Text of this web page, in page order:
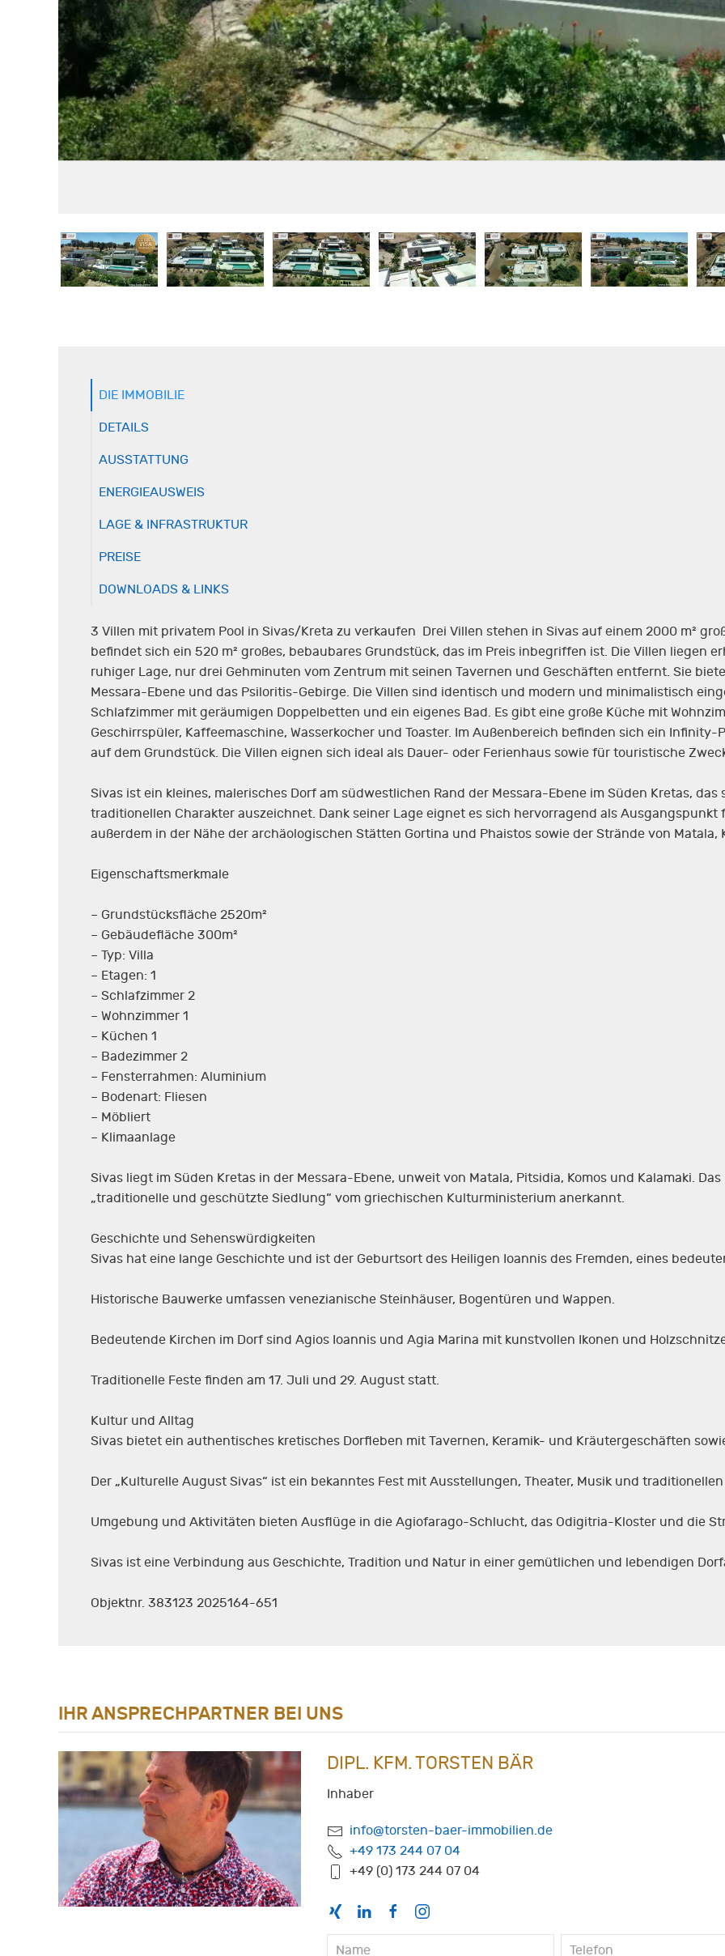
DIE IMMOBILIE
DETAILS
AUSSTATTUNG
ENERGIEAUSWEIS
LAGE & INFRASTRUKTUR
PREISE
DOWNLOADS & LINKS
3 Villen mit privatem Pool in Sivas/Kreta zu verkaufen Drei Villen stehen in Sivas auf einem 2000 m²
befindet sich ein 520 m² großes, bebaubares Grundstück, das im Preis inbegriffen ist. Die Villen liegen
ruhiger Lage, nur drei Gehminuten vom Zentrum mit seinen Tavernen und Geschäften entfernt. Sie
Messara-Ebene und das Psiloritis-Gebirge. Die Villen sind identisch und modern und minimalistisch
Schlafzimmer mit geräumigen Doppelbetten und ein eigenes Bad. Es gibt eine große Küche mit
Geschirrspüler, Kaffeemaschine, Wasserkocher und Toaster. Im Außenbereich befinden sich ein
auf dem Grundstück. Die Villen eignen sich ideal als Dauer- oder Ferienhaus sowie für touristische
Sivas ist ein kleines, malerisches Dorf am südwestlichen Rand der Messara-Ebene im Süden Kretas,
traditionellen Charakter auszeichnet. Dank seiner Lage eignet es sich hervorragend als Ausgangspunkt
außerdem in der Nähe der archäologischen Stätten Gortina und Phaistos sowie der Strände von Matala,
Eigenschaftsmerkmale
– Grundstücksfläche 2520m²
– Gebäudefläche 300m²
– Typ: Villa
– Etagen: 1
– Schlafzimmer 2
– Wohnzimmer 1
– Küchen 1
– Badezimmer 2
– Fensterrahmen: Aluminium
– Bodenart: Fliesen
– Möbliert
– Klimaanlage
Sivas liegt im Süden Kretas in der Messara-Ebene, unweit von Matala, Pitsidia, Komos und Kalamaki.
„traditionelle und geschützte Siedlung“ vom griechischen Kulturministerium anerkannt.
Geschichte und Sehenswürdigkeiten
Sivas hat eine lange Geschichte und ist der Geburtsort des Heiligen Ioannis des Fremden, eines
Historische Bauwerke umfassen venezianische Steinhäuser, Bogentüren und Wappen.
Bedeutende Kirchen im Dorf sind Agios Ioannis und Agia Marina mit kunstvollen Ikonen und
Traditionelle Feste finden am 17. Juli und 29. August statt.
Kultur und Alltag
Sivas bietet ein authentisches kretisches Dorfleben mit Tavernen, Keramik- und Kräutergeschäften
Der „Kulturelle August Sivas“ ist ein bekanntes Fest mit Ausstellungen, Theater, Musik und traditionellen
Umgebung und Aktivitäten bieten Ausflüge in die Agiofarago-Schlucht, das Odigitria-Kloster und die
Sivas ist eine Verbindung aus Geschichte, Tradition und Natur in einer gemütlichen und lebendigen
Objektnr. 383123 2025164-651
IHR ANSPRECHPARTNER BEI UNS
DIPL. KFM. TORSTEN BÄR
Inhaber
info@torsten-baer-immobilien.de
+49 173 244 07 04
+49 (0) 173 244 07 04